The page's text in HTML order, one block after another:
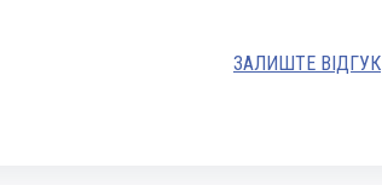
ЗАЛИШТЕ ВІДГУК